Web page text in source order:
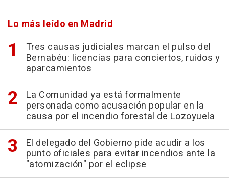
Lo más leído en Madrid
Tres causas judiciales marcan el pulso del
Bernabéu: licencias para conciertos, ruidos y
aparcamientos
La Comunidad ya está formalmente
personada como acusación popular en la
causa por el incendio forestal de Lozoyuela
El delegado del Gobierno pide acudir a los
punto oficiales para evitar incendios ante la
"atomización" por el eclipse